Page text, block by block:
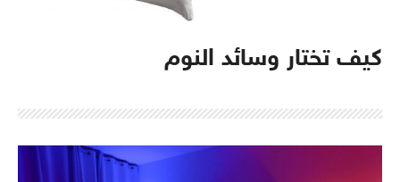
كيف تختار وسائد النوم